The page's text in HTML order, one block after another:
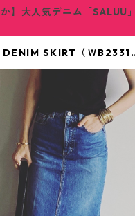
か】大人気デニム「SALUU
SKIRT（Ｗ
ONLINE STORE